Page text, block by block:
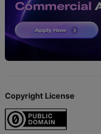
Copyright License